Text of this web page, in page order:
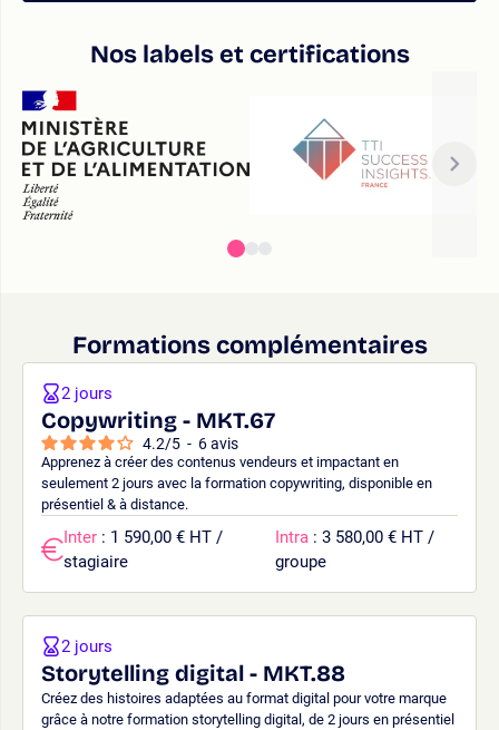
Nos labels et certifications
Formations complémentaires
Copywriting - MKT.67
4.2/5 - 6avis
Apprenez à créer des contenus vendeurs et impactant en
seulement 2 jours avec la formation copywriting, disponible en
présentiel & à distance.
2 jours
Inter : 1 590,00 € HT /
stagiaire
Intra : 3 580,00 € HT /
groupe
Storytelling digital - MKT.88
Créez des histoires adaptées au format digital pour votre marque
grâce à notre formation storytelling digital, de 2 jours en présentiel
2 jours